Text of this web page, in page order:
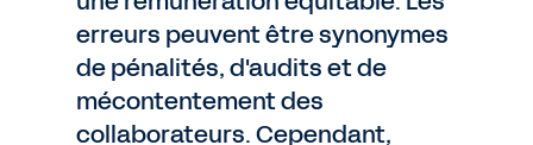
erreurs peuvent être synonymes
de pénalités, d'audits et de
mécontentement des
collaborateurs. Cependant,